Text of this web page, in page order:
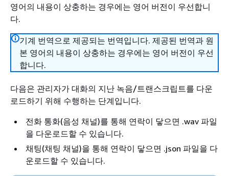
영어의 내용이 상충하는 경우에는 영어 버전이 우선합니
다.
기계 번역으로 제공되는 번역입니다. 제공된 번역과 원
본 영어의 내용이 상충하는 경우에는 영어 버전이 우선
합니다.
다음은 관리자가 대화의 지난 녹음/트랜스크립트를 다운
로드하기 위해 수행하는 단계입니다.
전화 통화(음성 채널)를 통해 연락이 닿으면 .wav 파일
을 다운로드할 수 있습니다.
채팅(채팅 채널)을 통해 연락이 닿으면 .json 파일을 다
운로드할 수 있습니다.